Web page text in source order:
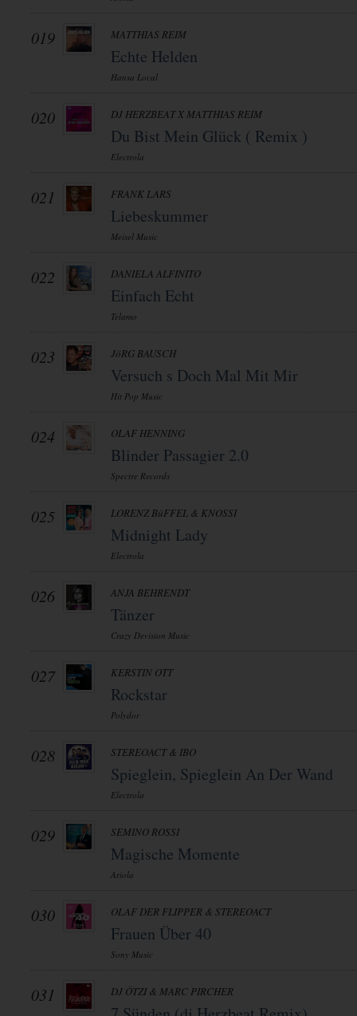
019 MATTHIAS REIM
Echte Helden
Hansa Local
020 DJ HERZBEAT X MATTHIAS REIM
Du Bist Mein Glück ( Remix )
Electrola
021 FRANK LARS
Liebeskummer
Meisel Music
022 DANIELA ALFINITO
Einfach Echt
Telamo
023 JöRG BAUSCH
Versuch s Doch Mal Mit Mir
Hit Pop Music
024 OLAF HENNING
Blinder Passagier 2.0
Spectre Records
025 LORENZ BüFFEL & KNOSSI
Midnight Lady
Electrola
026 ANJA BEHRENDT
Tänzer
Crazy Devision Music
027 KERSTIN OTT
Rockstar
Polydor
028 STEREOACT & IBO
Spieglein, Spieglein An Der Wand
Electrola
029 SEMINO ROSSI
Magische Momente
Ariola
030 OLAF DER FLIPPER & STEREOACT
Frauen Über 40
Sony Music
031 DJ ÖTZI & MARC PIRCHER